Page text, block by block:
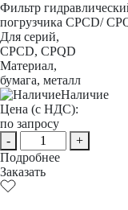
Фильтр
погрузчика CPCD/
Для серий,
CPCD, CPQD
Материал,
бумага, металл
Наличие
Цена (с НДС):
по запросу
-
+
Подробнее
Заказать